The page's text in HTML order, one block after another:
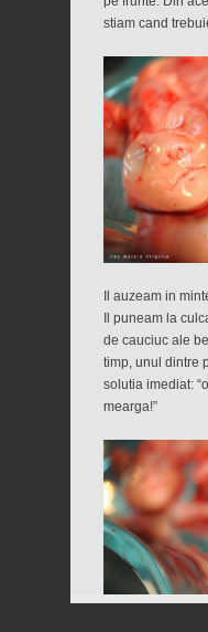
stiam cand
Il auzeam in
Il puneam la
de cauciuc ale
timp, unul dintre
solutia imediat:
mearga!”